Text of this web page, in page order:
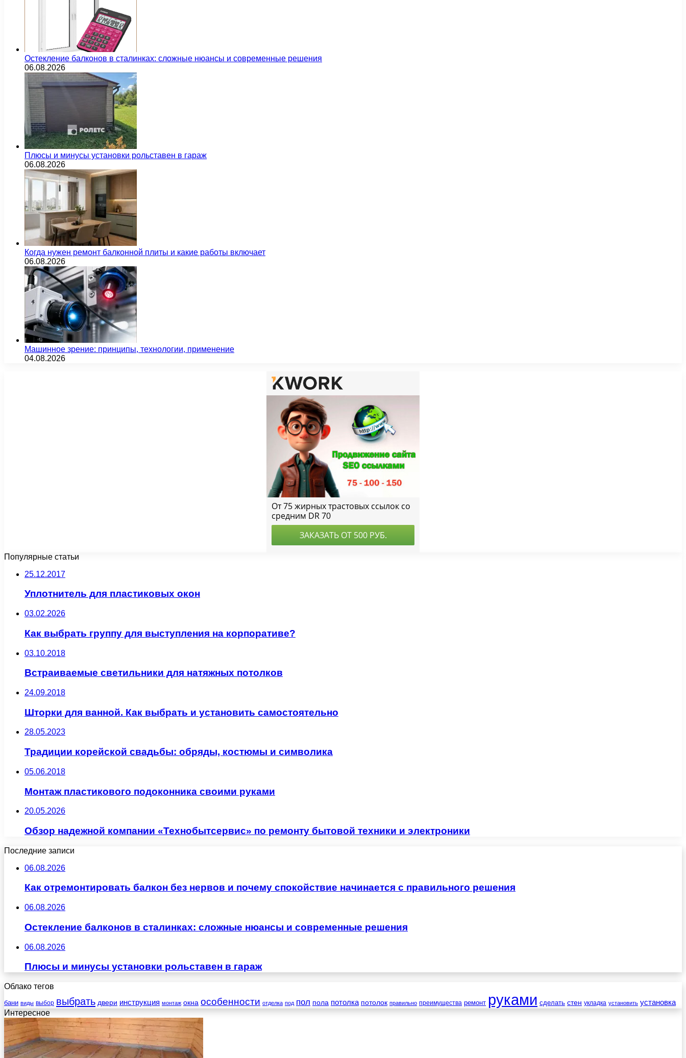
Остекление балконов в сталинках: сложные нюансы и современные решения
06.08.2026
Плюсы и минусы установки рольставен в гараж
06.08.2026
Когда нужен ремонт балконной плиты и какие работы включает
06.08.2026
Машинное зрение: принципы, технологии, применение
04.08.2026
Популярные статьи
25.12.2017
Уплотнитель для пластиковых окон
03.02.2026
Как выбрать группу для выступления на корпоративе?
03.10.2018
Встраиваемые светильники для натяжных потолков
24.09.2018
Шторки для ванной. Как выбрать и установить самостоятельно
28.05.2023
Традиции корейской свадьбы: обряды, костюмы и символика
05.06.2018
Монтаж пластикового подоконника своими руками
20.05.2026
Обзор надежной компании «Технобытсервис» по ремонту бытовой техники и электроники
Последние записи
06.08.2026
Как отремонтировать балкон без нервов и почему спокойствие начинается с правильного решения
06.08.2026
Остекление балконов в сталинках: сложные нюансы и современные решения
06.08.2026
Плюсы и минусы установки рольставен в гараж
Облако тегов
бани виды выбор выбрать двери инструкция монтаж окна особенности отделка под пол пола потолка потолок правильно преимущества ремонт руками сделать стен укладка установить установка
Интересное